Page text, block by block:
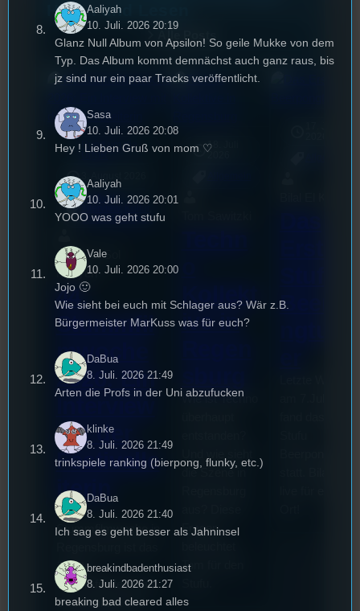
Hören und Lesen
mic
Rund um die
U(h)R
Festivals
Veranstaltungen
Sao-Mai Sol
Nguyen
44.
Stummfil
mwoche
2026: Ein
mit der
Festivalle
iterin
Die
Stummfilmwoche in
älteste
Stummfilmfestivals
Deutschland und
18. Juli
2026
Kollekt
ive in
Wie ist Techno
die Szene in
Fragen
Tom für den
Beerpo
Aaliyah
10. Juli. 2026 20:19
Glanz Null Album von Apsilon! So geile Mukke von dem
Typ. Das Album kommt demnächst auch ganz raus, bis
jz sind nur ein paar Tracks veröffentlicht.
Sasa
10. Juli. 2026 20:08
Hey ! Lieben Gruß von mom ♡
Aaliyah
10. Juli. 2026 20:01
YOOO was geht stufu
Vale
10. Juli. 2026 20:00
Jojo 🙂
Wie sieht bei euch mit Schlager aus? Wär z.B.
Bürgermeister MarKuss was für euch?
DaBua
8. Juli. 2026 21:49
Arten die Profs in der Uni abzufucken
klinke
8. Juli. 2026 21:49
trinkspiele ranking (bierpong, flunky, etc.)
DaBua
8. Juli. 2026 21:40
Ich sag es geht besser als Jahninsel
breakindbadenthusiast
8. Juli. 2026 21:27
breaking bad cleared alles